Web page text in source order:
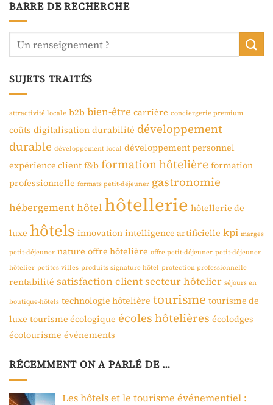
BARRE DE RECHERCHE
SUJETS TRAITÉS
attractivité locale b2b bien-être carrière conciergerie premium
coûts digitalisation durabilité développement
durable développement local développement personnel
expérience client f&b formation hôtelière formation
professionnelle formats petit-déjeuner gastronomie
hébergementhôtel hôtellerie hôtellerie de
luxe hôtels innovation intelligence artificielle kpi marges
petit-déjeuner nature offre hôtelière offre petit-déjeuner petit-déjeuner
hôtelier petites villes produits signature hôtel protection professionnelle
rentabilité satisfaction clientsecteur hôtelier séjours en
boutique-hôtels technologie hôtelière tourisme tourisme de
luxe tourisme écologique écoles hôtelières écolodges
écotourisme événements
RÉCEMMENT ON A PARLÉ DE …
Les hôtels et le tourisme événementiel :